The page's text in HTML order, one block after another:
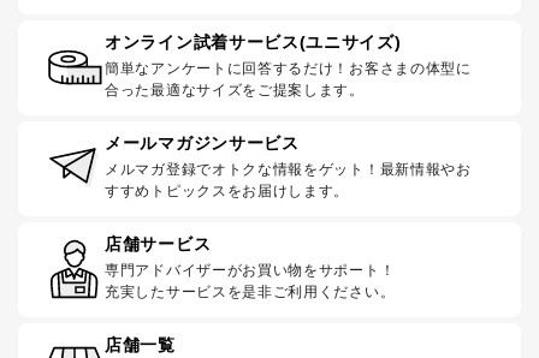
オンライン試着サービス(ユニサイズ)
簡単なアンケートに回答するだけ！お客さまの体型に
合った最適なサイズをご提案します。
メールマガジンサービス
メルマガ登録でオトクな情報をゲット！最新情報やお
すすめトピックスをお届けします。
店舗サービス
専門アドバイザーがお買い物をサポート！
充実したサービスを是非ご利用ください。
店舗一覧